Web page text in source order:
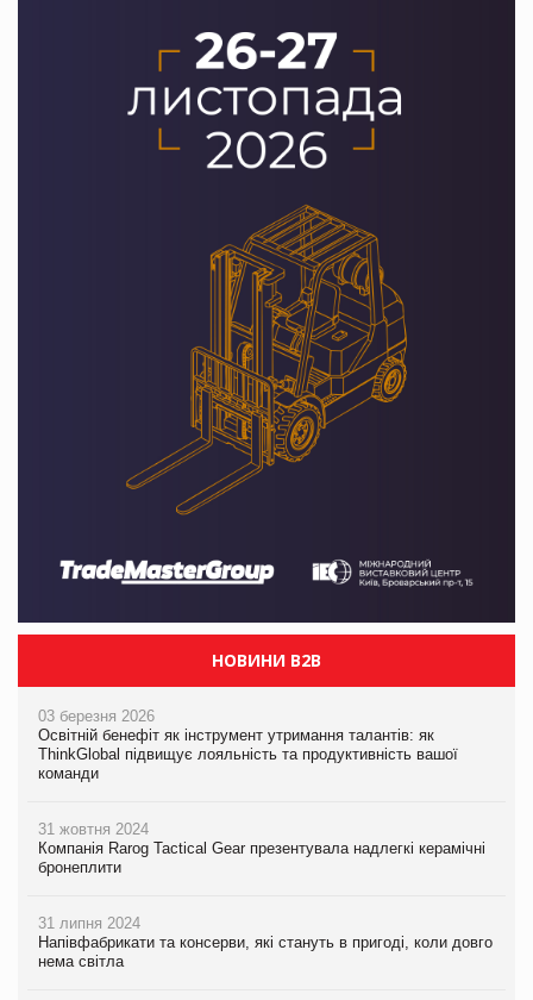
НОВИНИ B2B
03 березня 2026
Освітній бенефіт як інструмент утримання талантів: як
ThinkGlobal підвищує лояльність та продуктивність вашої
команди
31 жовтня 2024
Компанія Rarog Tactical Gear презентувала надлегкі керамічні
бронеплити
31 липня 2024
Напівфабрикати та консерви, які стануть в пригоді, коли довго
нема світла